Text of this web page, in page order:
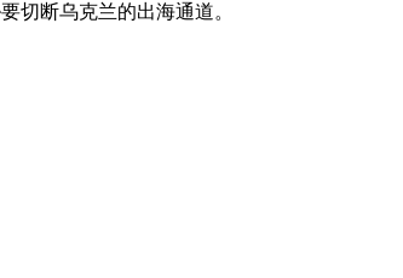
切断乌克兰的出海通道。